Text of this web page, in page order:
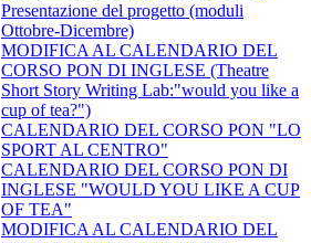
Presentazione del progetto (moduli
Ottobre-Dicembre)
​MODIFICA AL CALENDARIO DEL
CORSO PON DI INGLESE (Theatre
Short Story Writing Lab:"would you like a
cup of tea?")
CALENDARIO DEL CORSO PON "LO
SPORT AL CENTRO"
CALENDARIO DEL CORSO PON DI
INGLESE "WOULD YOU LIKE A CUP
OF TEA"
MODIFICA AL CALENDARIO DEL